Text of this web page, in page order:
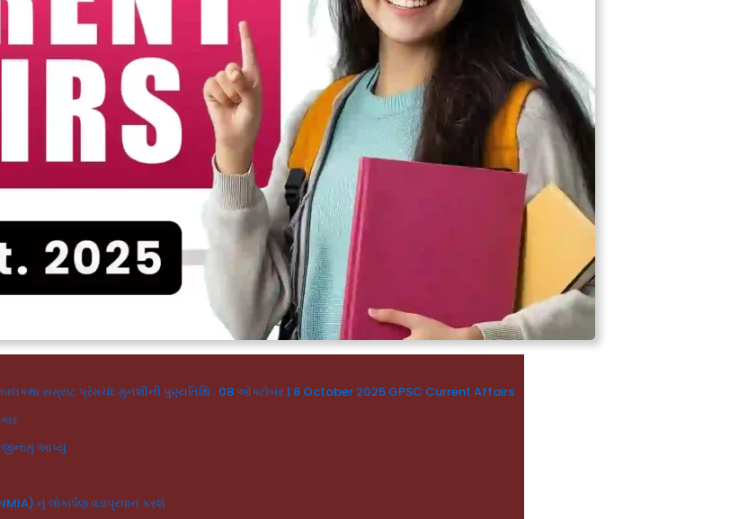
નવલકથા સમ્રાટ પ્રેમચંદ મુનશીની પુણ્યતિથિ : 08 ઓક્ટોબર | 8 October 2025 GPSC Current Affairs
આપ્યું
નું લોકાર્પણ વડાપ્રધાન કરશે